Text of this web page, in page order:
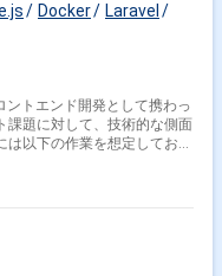
Docker
Laravel
ントエンド開発として携わっ
課題に対して、技術的な側面
以下の作業を想定しており
善案の策定、実装 - 既存